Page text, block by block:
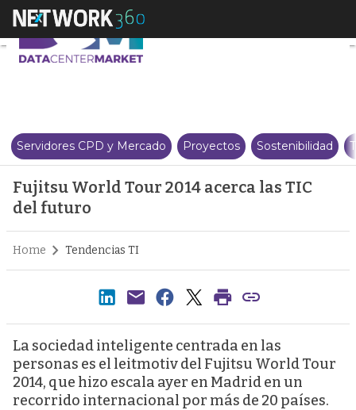
Fujitsu World Tour 2014
Servidores CPD y Mercado Proyectos Sostenibilidad
Fujitsu World Tour 2014 acerca las TIC
del futuro
Home Tendencias TI
La sociedad inteligente centrada en las
personas es el leitmotiv del Fujitsu World Tour
2014, que hizo escala ayer en Madrid en un
recorrido internacional por más de 20 países.